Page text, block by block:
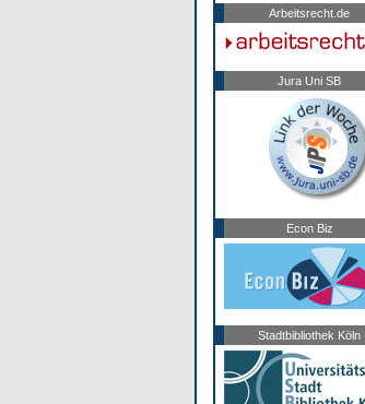
Arbeitsrecht.de
Jura Uni SB
Econ Biz
Stadtbibliothek Köln